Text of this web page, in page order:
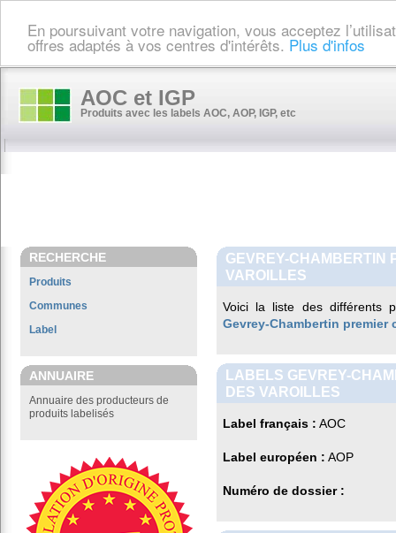
En poursuivant votre navigation, vous acceptez
offres adaptés à vos centres d'intérêts. Plus d'infos
AOC et IGP
Produits avec les labels AOC, AOP, IGP, etc
RECHERCHE
Produits
Communes
Label
ANNUAIRE
Annuaire des producteurs de
produits labelisés
GEVREY-CHAMBERTIN
VAROILLES
Voici la liste des différents
Gevrey-Chambertin premier
LABELS GEVREY-
DES VAROILLES
Label français : AOC
Label européen : AOP
Numéro de dossier :